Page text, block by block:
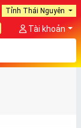
Tỉnh Thái Nguyên
Tài khoản